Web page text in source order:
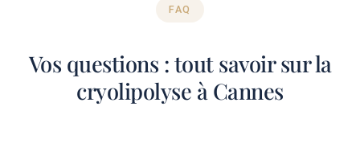
FAQ
Vos questions : tout savoir sur la
cryolipolyse à Cannes